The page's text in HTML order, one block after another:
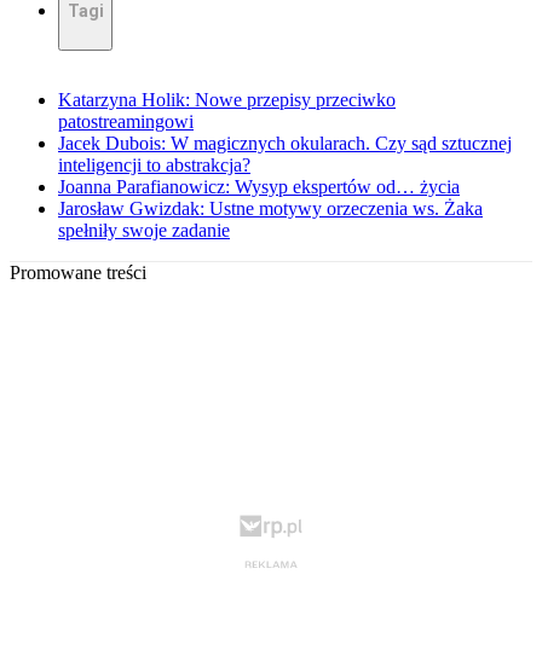
Tagi
Katarzyna Holik: Nowe przepisy przeciwko
patostreamingowi
Jacek Dubois: W magicznych okularach. Czy sąd sztucznej
inteligencji to abstrakcja?
Joanna Parafianowicz: Wysyp ekspertów od… życia
Jarosław Gwizdak: Ustne motywy orzeczenia ws. Żaka
spełniły swoje zadanie
Promowane treści